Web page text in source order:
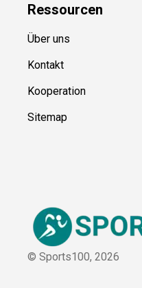
Ressourcen
Über uns
Kontakt
Kooperation
Sitemap
© Sports100, 2026